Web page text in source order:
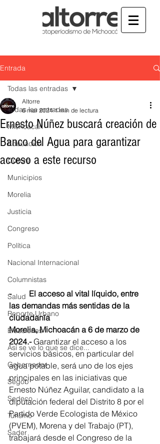
Entrada
Todas las entradas
Michoacán
Educación
Cultura
Municipios
Morelia
Justicia
Congreso
Política
Nacional Internacional
Columnistas
Salud
Reporte Urbano
Elecciones
Así se ve lo que se dice...
Gobernador
Segob
Sedeco
Turismo
Sader
Todas las entradas
Ernesto Núñez buscará creación de
Banco del Agua para garantizar
acceso a este recurso
Altorre
6 mar 2024 1 min de lectura
-	El acceso al vital líquido, entre
las demandas más sentidas de la
ciudadanía
Morelia, Michoacán a 6 de marzo de
2024.- Garantizar el acceso a los
servicios básicos, en particular del
agua potable, será uno de los ejes
principales en las iniciativas que
Ernesto Núñez Aguilar, candidato a la
diputación federal del Distrito 8 por el
Partido Verde Ecologista de México
(PVEM), Morena y del Trabajo (PT),
trabajará desde el Congreso de la